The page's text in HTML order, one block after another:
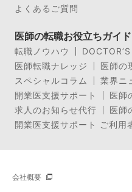
よくあるご質問
医師の転職お役立ちガイド
転職ノウハウ
医師転職ナレッジ
医師の
スペシャルコラム
業界ニ
開業医支援サポート
医師
求人のお知らせ代行
医師
開業医支援サポート ご利用
会社概要